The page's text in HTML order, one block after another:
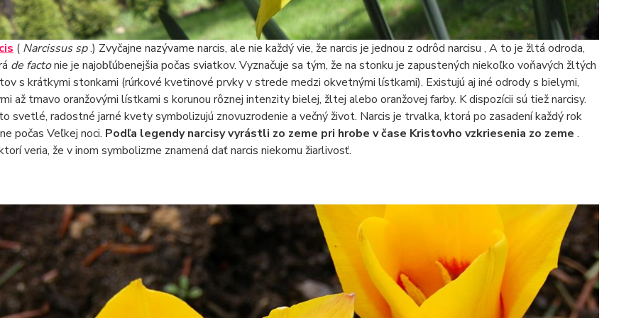
(Narcissus sp.) Zvyčajne nazývame narcis, ale nie každý vie, že narcis je jednou z odrôd narcisu , A to je žltá odroda,
de factonie je najobľúbenejšia počas sviatkov. Vyznačuje sa tým, že na stonku je zapustených niekoľko voňavých žltých
s krátkymi stonkami (rúrkové kvetinové prvky v strede medzi okvetnými lístkami). Existujú aj iné odrody s bielymi,
až tmavo oranžovými lístkami s korunou rôznej intenzity bielej, žltej alebo oranžovej farby. K dispozícii sú tiež narcisy.
svetlé, radostné jarné kvety symbolizujú znovuzrodenie a večný život. Narcis je trvalka, ktorá po zasadení každý rok
počas Veľkej noci. Podľa legendy narcisy vyrástli zo zeme pri hrobe v čase Kristovho vzkriesenia zo zeme .
veria, že v inom symbolizme znamená dať narcis niekomu žiarlivosť.